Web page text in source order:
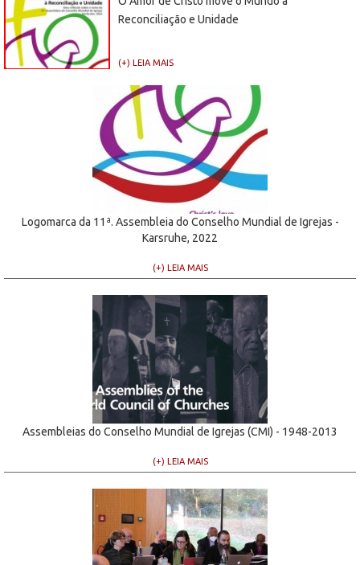
Reconciliação e Unidade
(+) LEIA MAIS
Logomarca da 11ª. Assembleia do Conselho Mundial de Igrejas -
Karsruhe, 2022
(+) LEIA MAIS
Assembleias do Conselho Mundial de Igrejas (CMI) - 1948-2013
(+) LEIA MAIS